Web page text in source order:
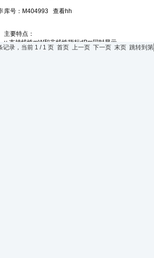
记录，当前 1 / 1 页 首页 上一页 下一页 末页 跳转到第